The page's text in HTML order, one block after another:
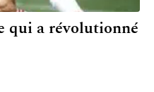
qui a révolutionné